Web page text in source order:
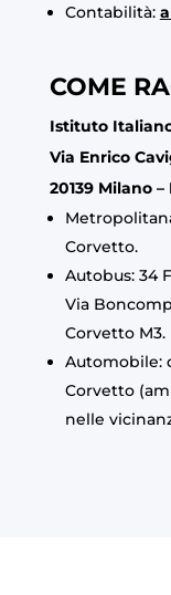
Contabilità:
COME
Istituto
Via Enrico
20139 Milano
Corvetto.
Autobus: 34
Via
Corvetto M3.
Automobile:
Corvetto
nelle